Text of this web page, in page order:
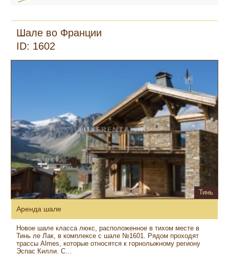
Шале во Франции
ID: 1602
Тинь
Аренда шале
Новое шале класса люкс, расположенное в тихом месте в
Тинь ле Лак, в комплексе с шале №1601. Рядом проходят
трассы Almes, которые относятся к горнолыжному региону
Эспас Килли. С…